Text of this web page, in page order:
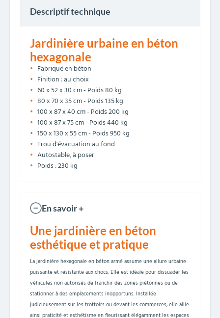
Descriptif technique
Jardinière urbaine en béton
hexagonale
Fabriqué en béton
Finition : au choix
60 x 52 x 30 cm - Poids 80 kg
80 x 70 x 35 cm - Poids 135 kg
100 x 87 x 40 cm - Poids 200 kg
100 x 87 x 75 cm - Poids 440 kg
150 x 130 x 55 cm - Poids 950 kg
Trou d'évacuation au fond
Autostable, à poser
Poids : 230 kg
En savoir +
Une jardinière en béton
esthétique et pratique
La jardinière hexagonale en béton armé assume une allure urbaine
puissante et résistante aux chocs. Elle est idéale pour dissuader les
véhicules non autorisés de franchir des zones piétonnes ou de
stationner à des emplacements inopportuns. Installée
judicieusement sur les trottoirs ou devant les commerces, elle allie
ainsi praticité et esthétisme en fleurissant élégamment les espaces